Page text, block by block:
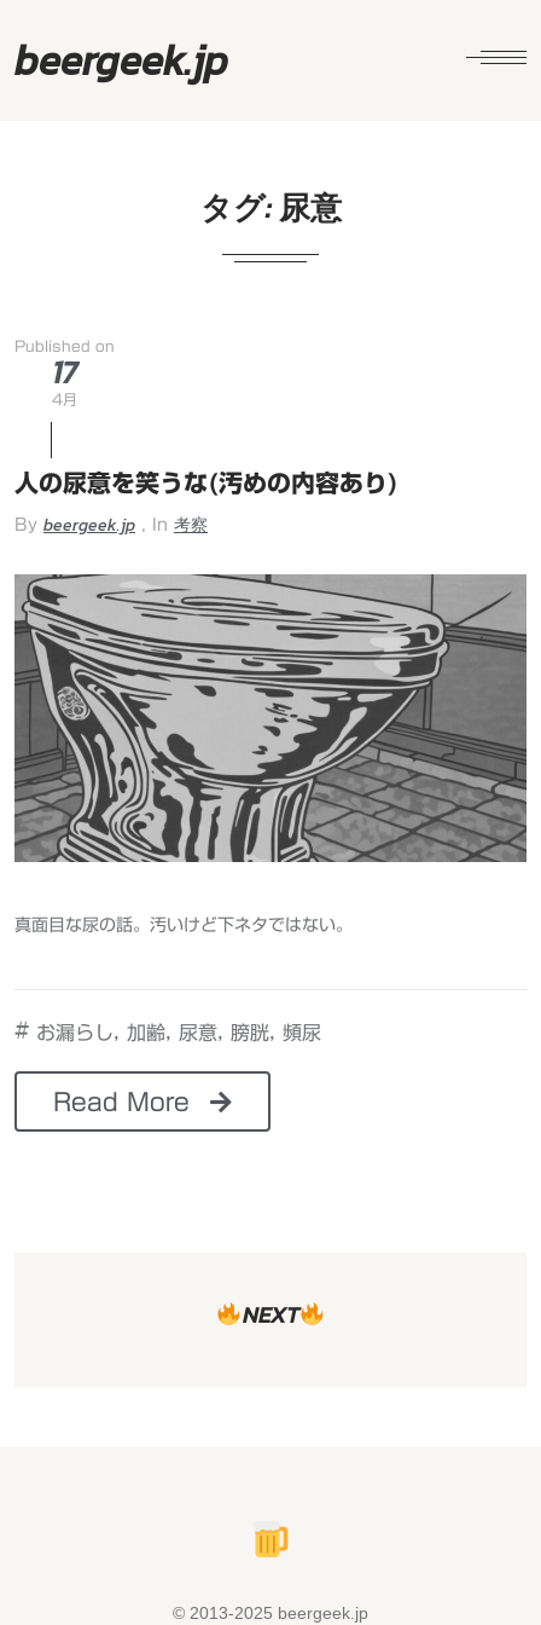
beergeek.jp
タグ:尿意
Published on
17
4月
人の尿意を笑うな(汚めの内容あり)
By beergeek.jp , In 考察
真面目な尿の話。汚いけど下ネタではない。
# お漏らし 加齢 尿意 膀胱 頻尿
Read More
NEXT
© 2013-2025 beergeek.jp